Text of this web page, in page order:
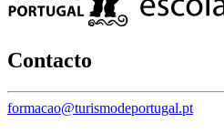
Contacto
formacao@turismodeportugal.pt